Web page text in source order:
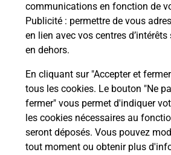
communications en fonction de
Publicité : permettre de vous
en lien avec vos centres
en dehors.
En cliquant sur "Accepter et
tous les cookies. Le bouton "Ne
fermer" vous permet d'indiquer
les cookies nécessaires au
seront déposés. Vous pouvez
tout moment ou obtenir plus
DIEUE SUR
CONSIGNE INTERMARCHE DIEUE